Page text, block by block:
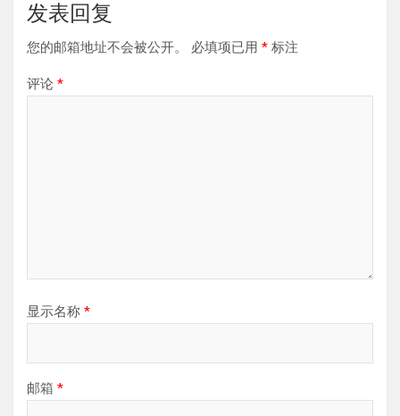
发表回复
您的邮箱地址不会被公开。 必填项已用 * 标注
评论 *
显示名称 *
邮箱 *